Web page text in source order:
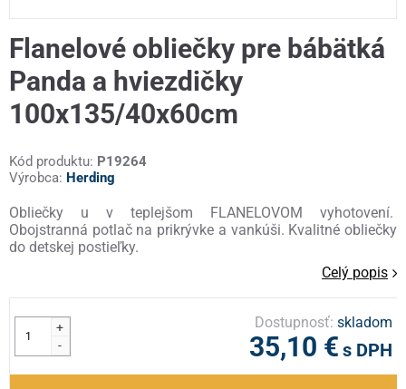
Flanelové obliečky pre bábätká
Panda a hviezdičky
100x135/40x60cm
Kód produktu: P19264
Výrobca: Herding
Obliečky u v teplejšom FLANELOVOM vyhotovení.
Obojstranná potlač na prikrývke a vankúši. Kvalitné obliečky
do detskej postieľky.
Celý popis
+
-
Dostupnosť:skladom
35,10 € s DPH